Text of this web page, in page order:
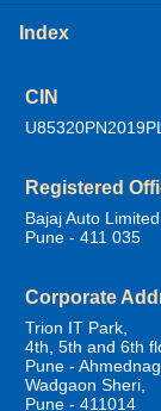
Index
CIN
Registered
Bajaj Auto
Pune - 411 035
Corporate
Trion IT Park,
4th, 5th and 6th
Pune -
Wadgaon Sheri,
Pune - 411014